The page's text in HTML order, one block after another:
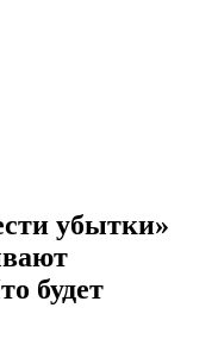
убытки»
будет